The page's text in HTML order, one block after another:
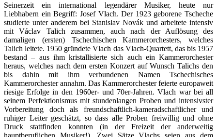
Seinerzeit ein international legendärer Musiker, heute nur
Liebhabern ein Begriff: Josef Vlach. Der 1923 geborene Tscheche
studierte unter anderem bei Stanislav Novák und arbeitete intensiv
mit Václav Talich zusammen, auch nach der Auflösung des
damaligen (ersten) Tschechischen Kammerorchesters, welches
Talich leitete. 1950 gründete Vlach das Vlach-Quartett, das bis 1957
bestand – aus ihm kristallisierte sich auch ein Kammerorchester
heraus, welches nach dem ersten Konzert auf Wunsch Talichs den
bis dahin mit ihm verbundenen Namen Tschechisches
Kammerorchester annahm. Das Kammerorchester feierte europaweit
riesige Erfolge in den 1960er- und 70er-Jahren. Vlach war bei all
seinem Perfektionismus mit stundenlangen Proben und intensivster
Vorbereitung doch als freundschaftlich-kameradschaftlicher und
ruhiger Leiter geschätzt, so dass alle Proben freiwillig und ohne
Druck stattfinden konnten (in der Freizeit der anderweitig
hauptberuflichen Musiker!). Zwei Sätze Vlachs seien aus dem